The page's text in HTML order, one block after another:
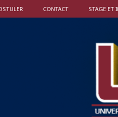
CONTACT STAGE ET